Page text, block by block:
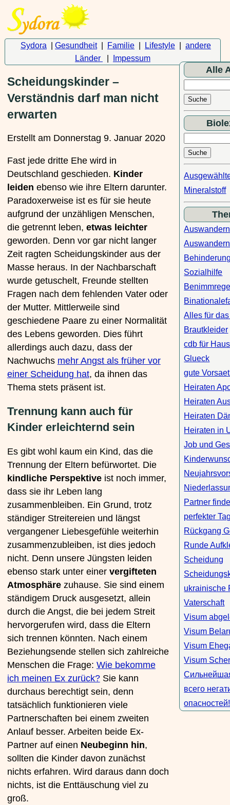
Sydora Gesundheit| Familie Lifestyle
andere
Länder
Impessum
Scheidungskinder –
Verständnis darf man nicht
erwarten
Erstellt am Donnerstag 9. Januar 2020
Fast jede dritte Ehe wird in
Deutschland geschieden. Kinder
leiden ebenso wie ihre Eltern darunter.
Paradoxerweise ist es für sie heute
aufgrund der unzähligen Menschen,
die getrennt leben, etwas leichter
geworden. Denn vor gar nicht langer
Zeit ragten Scheidungskinder aus der
Masse heraus. In der Nachbarschaft
wurde getuschelt, Freunde stellten
Fragen nach dem fehlenden Vater oder
der Mutter. Mittlerweile sind
geschiedene Paare zu einer Normalität
des Lebens geworden. Dies führt
allerdings auch dazu, dass der
Nachwuchs mehr Angst als früher vor
einer Scheidung hat, da ihnen das
Thema stets präsent ist.
Trennung kann auch für
Kinder erleichternd sein
Es gibt wohl kaum ein Kind, das die
Trennung der Eltern befürwortet. Die
kindliche Perspektiveist noch immer,
dass sie ihr Leben lang
zusammenbleiben. Ein Grund, trotz
ständiger Streitereien und längst
vergangener Liebesgefühle weiterhin
zusammenzubleiben, ist dies jedoch
nicht. Denn unsere Jüngsten leiden
ebenso stark unter einer vergifteten
Atmosphärezuhause. Sie sind einem
ständigem Druck ausgesetzt, allein
durch die Angst, die bei jedem Streit
hervorgerufen wird, dass die Eltern
sich trennen könnten. Nach einem
Beziehungsende stellen sich zahlreiche
Menschen die Frage: Wie bekomme
ich meinen Ex zurück?Sie kann
durchaus berechtigt sein, denn
tatsächlich funktionieren viele
Partnerschaften bei einem zweiten
Anlauf besser. Arbeiten beide Ex-
Partner auf einen Neubeginn hin,
sollten die Kinder davon zunächst
nichts erfahren. Wird daraus dann doch
nichts, ist die Enttäuschung viel zu
groß.
Alle
Mineralstoff
Auswandern
Sozialhilfe
Alles für
Brautkleider
cdb für
Glueck
gute
Heiraten
Heiraten
Heiraten
Heiraten in
Job und
Partner
perfekter
Rückgang
Runde
Scheidung
ukrainische
Vaterschaft
Visum
Visum
Visum
Visum
всего
опасностей!